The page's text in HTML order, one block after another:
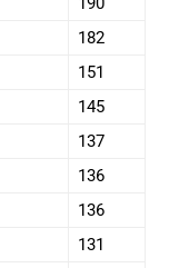
182
151
145
137
136
136
131